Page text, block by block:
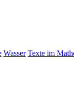
Wasser Texte im